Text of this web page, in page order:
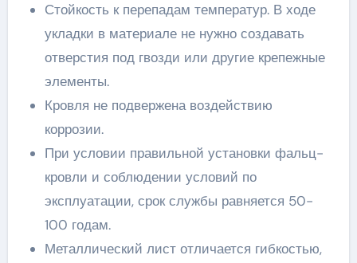
Стойкость к перепадам температур. В ходе
укладки в материале не нужно создавать
отверстия под гвозди или другие крепежные
элементы.
Кровля не подвержена воздействию
коррозии.
При условии правильной установки фальц-
кровли и соблюдении условий по
эксплуатации, срок службы равняется 50-
100 годам.
Металлический лист отличается гибкостью,